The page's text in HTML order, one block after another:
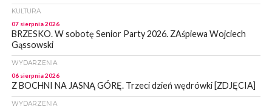
KULTURA
07 sierpnia 2026
BRZESKO. W sobotę Senior Party 2026. ZAśpiewa Wojciech
Gąssowski
WYDARZENIA
06 sierpnia 2026
Z BOCHNI NA JASNĄ GÓRĘ. Trzeci dzień wędrówki [ZDJĘCIA]
WYDARZENIA